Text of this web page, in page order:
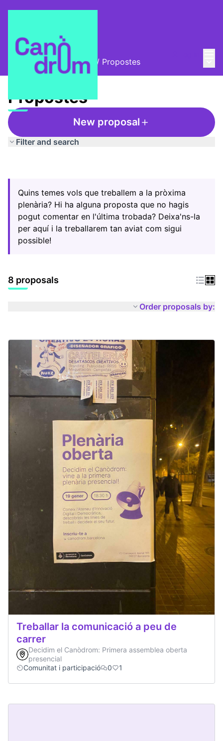
Trobades i assemblees / Propostes
Propostes
New proposal
Filter and search
Quins temes vols que treballem a la pròxima
plenària? Hi ha alguna proposta que no hagis
pogut comentar en l'última trobada? Deixa'ns-la
per aquí i la treballarem tan aviat com sigui
possible!
8 proposals
Order proposals by:
Treballar la comunicació a peu de
carrer
Decidim el Canòdrom: Primera assemblea oberta
presencial
Comunitat i participació
0 1